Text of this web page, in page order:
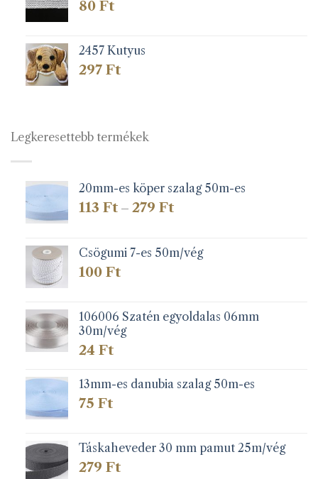
80 Ft
2457 Kutyus
297 Ft
Legkeresettebb termékek
20mm-es köper szalag 50m-es
113 Ft – 279 FtÁrtartomány:
279 Ft
Csögumi 7-es 50m/vég
100 Ft
106006 Szatén egyoldalas 06mm
30m/vég
24 Ft
13mm-es danubia szalag 50m-es
75 Ft
Táskaheveder 30 mm pamut 25m/vég
279 Ft